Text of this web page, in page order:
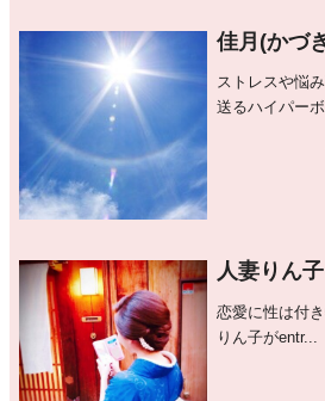
佳月(かづ
ストレスや悩
送るハイパー
人妻りん子
恋愛に性は付
りん子がentr...